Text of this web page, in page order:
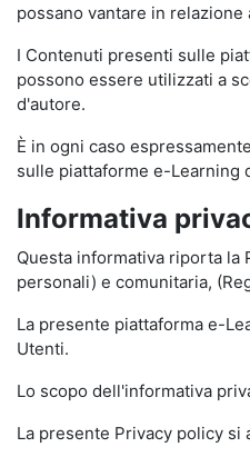
possano vantare in
I Contenuti presenti sulle
possono essere utilizzati a
d'autore.
È in ogni caso
sulle piattaforme e-Learning
Informativa
Questa informativa riporta la
personali) e comunitaria,
La presente piattaforma e-
Utenti.
Lo scopo dell'informativa
La presente Privacy policy